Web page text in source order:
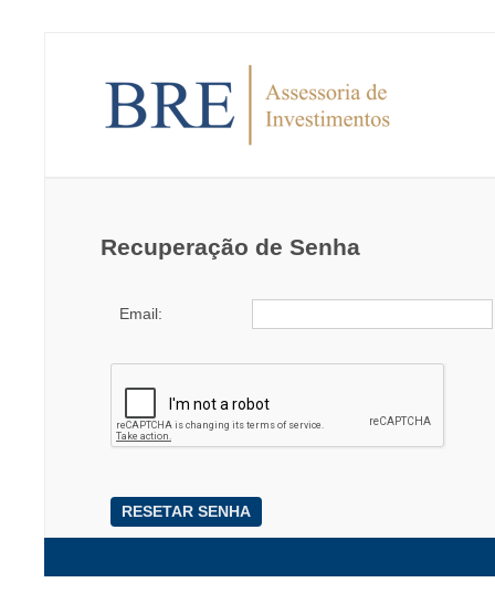
Recuperação de Senha
Email:
RESETAR SENHA